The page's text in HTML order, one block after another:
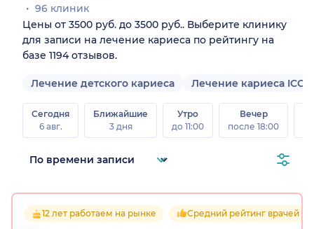
96 клиник
Цены от 3500 руб. до 3500 руб.. Выберите клинику
для записи на лечение кариеса по рейтингу на
базе 1194 отзывов.
Лечение детского кариеса Лечение кариеса
Сегодня
6 авг.
Ближайшие
3 дня
Утро
до 11:00
Вечер
после 18:00
12 лет работаем на рынке Средний рейтинг врачей 4.7